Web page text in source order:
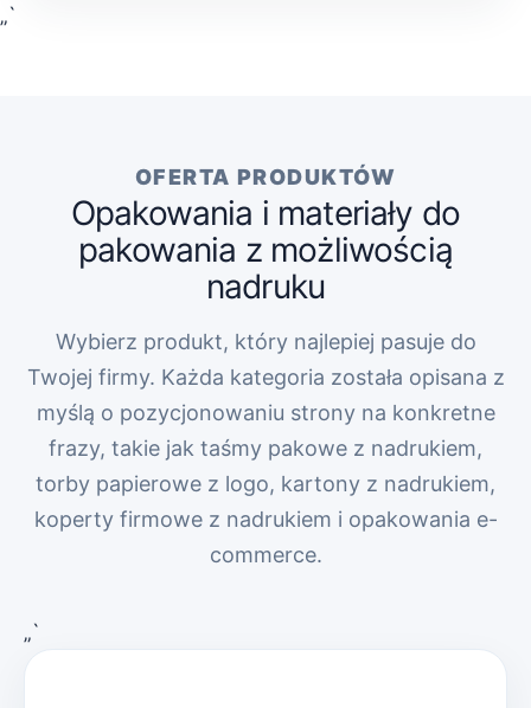
„`
OFERTA PRODUKTÓW
Opakowania i materiały do
pakowania z możliwością
nadruku
Wybierz produkt, który najlepiej pasuje do
Twojej firmy. Każda kategoria została opisana z
myślą o pozycjonowaniu strony na konkretne
frazy, takie jak taśmy pakowe z nadrukiem,
torby papierowe z logo, kartony z nadrukiem,
koperty firmowe z nadrukiem i opakowania e-
commerce.
„`